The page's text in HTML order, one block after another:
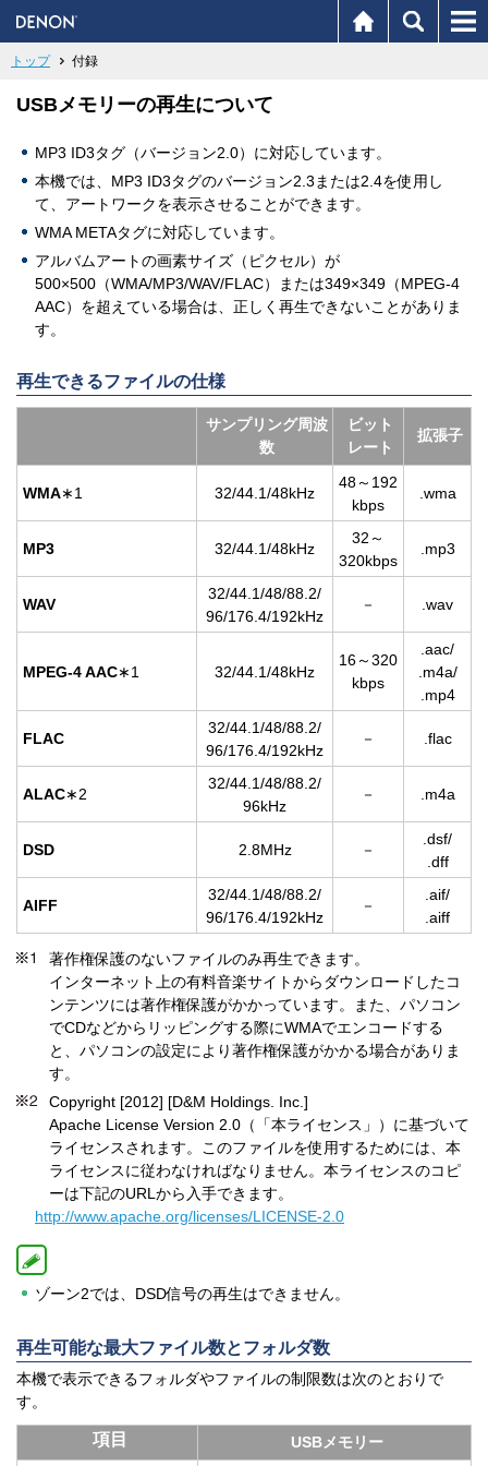
トップ 付録
USBメモリーの再生について
MP3 ID3タグ（バージョン2.0）に対応しています。
本機では、MP3 ID3タグのバージョン2.3または2.4を使用し
て、アートワークを表示させることができます。
WMA METAタグに対応しています。
アルバムアートの画素サイズ（ピクセル）が
500×500（WMA/MP3/WAV/FLAC）または349×349（MPEG-4
AAC）を超えている場合は、正しく再生できないことがありま
す。
再生できるファイルの仕様
サンプリング周波
数
ビット
レート
拡張子
WMA∗1 32/44.1/48kHz
48～192
kbps
.wma
MP3 32/44.1/48kHz
32～
320kbps
.mp3
WAV
32/44.1/48/88.2/
96/176.4/192kHz
－ .wav
MPEG-4 AAC∗1 32/44.1/48kHz
16～320
kbps
.aac/
.m4a/
.mp4
FLAC
32/44.1/48/88.2/
96/176.4/192kHz
－ .flac
ALAC∗2
32/44.1/48/88.2/
96kHz
－ .m4a
DSD 2.8MHz －
.dsf/
.dff
AIFF
32/44.1/48/88.2/
96/176.4/192kHz
－
.aif/
.aiff
著作権保護のないファイルのみ再生できます。
インターネット上の有料音楽サイトからダウンロードしたコ
ンテンツには著作権保護がかかっています。また、パソコン
でCDなどからリッピングする際にWMAでエンコードする
と、パソコンの設定により著作権保護がかかる場合がありま
す。
Copyright [2012] [D&M Holdings. Inc.]
Apache License Version 2.0（「本ライセンス」）に基づいて
ライセンスされます。このファイルを使用するためには、本
ライセンスに従わなければなりません。本ライセンスのコピ
ーは下記のURLから入手できます。
http://www.apache.org/licenses/LICENSE-2.0
ゾーン2では、DSD信号の再生はできません。
再生可能な最大ファイル数とフォルダ数
本機で表示できるフォルダやファイルの制限数は次のとおりで
す。
項目 USBメモリー